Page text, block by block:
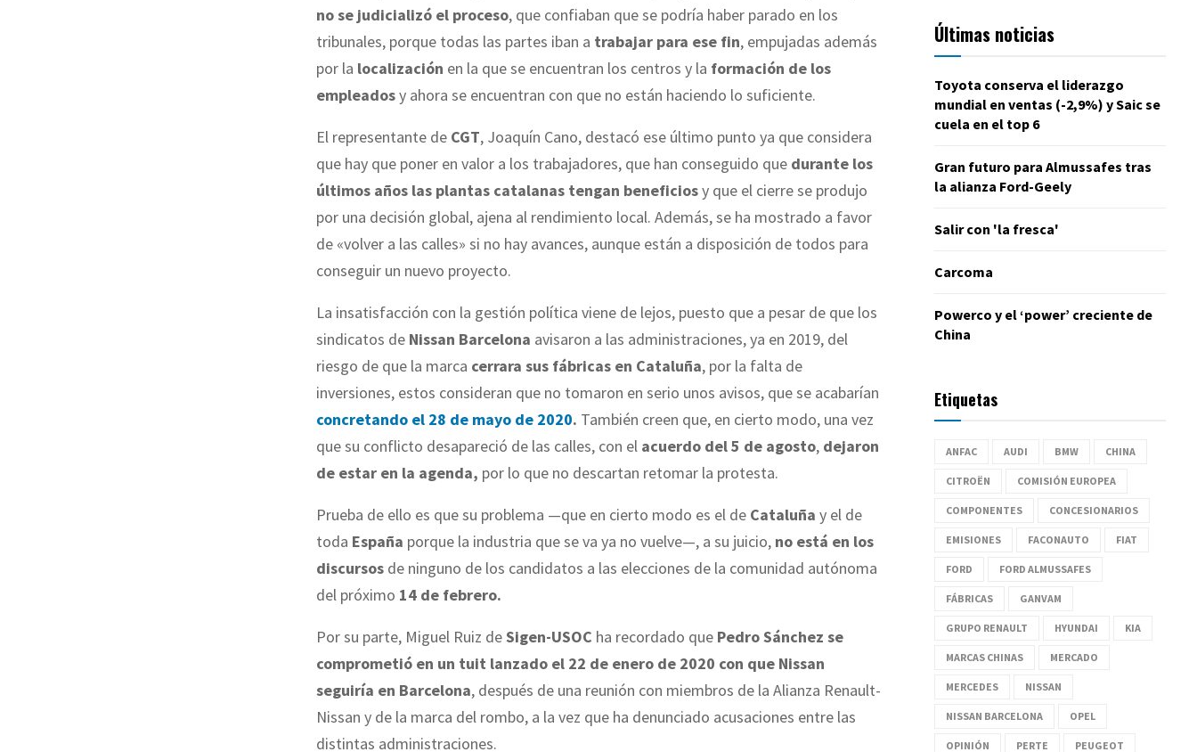
no se judicializó el proceso, que confiaban que se podría haber parado en los
tribunales, porque todas las partes iban a trabajar para ese fin, empujadas además
por la localización en la que se encuentran los centros y la formación de los
empleadosy ahora se encuentran con que no están haciendo lo suficiente.
El representante de CGT, Joaquín Cano, destacó ese último punto ya que considera
que hay que poner en valor a los trabajadores, que han conseguido que durante los
últimos años las plantas catalanas tengan beneficiosy que el cierre se produjo
por una decisión global, ajena al rendimiento local. Además, se ha mostrado a favor
de «volver a las calles» si no hay avances, aunque están a disposición de todos para
conseguir un nuevo proyecto.
La insatisfacción con la gestión política viene de lejos, puesto que a pesar de que los
sindicatos de Nissan Barcelona avisaron a las administraciones, ya en 2019, del
riesgo de que la marca cerrara sus fábricas en Cataluña, por la falta de
inversiones, estos consideran que no tomaron en serio unos avisos, que se acabarían
concretando el 28 de mayo de 2020. También creen que, en cierto modo, una vez
que su conflicto desapareció de las calles, con el acuerdo del 5 de agosto, dejaron
de estar en la agenda, por lo que no descartan retomar la protesta.
Prueba de ello es que su problema —que en cierto modo es el de Cataluña y el de
toda España porque la industria que se va ya no vuelve—, a su juicio, no está en los
discursos de ninguno de los candidatos a las elecciones de la comunidad autónoma
del próximo 14 de febrero.
Por su parte, Miguel Ruiz deSigen-USOC ha recordado que Pedro Sánchez se
comprometió en un tuit lanzado el 22 de enero de 2020 con que Nissan
seguiría en Barcelona, después de una reunión con miembros de la Alianza Renault-
Nissan y de la marca del rombo, a la vez que ha denunciado acusaciones entre las
distintas administraciones.
Últimas noticias
Toyota conserva el liderazgo
mundial en ventas (-2,9%) y Saic se
cuela en el top 6
Gran futuro para Almussafes tras
la alianza Ford-Geely
Salir con 'la fresca'
Carcoma
Powerco y el ‘power’ creciente de
China
Etiquetas
ANFAC AUDI BMW CHINA
CITROËN COMISIÓN EUROPEA
COMPONENTES CONCESIONARIOS
EMISIONES FACONAUTO FIAT
FORD FORD ALMUSSAFES
FÁBRICAS GANVAM
GRUPO RENAULT HYUNDAI KIA
MARCAS CHINAS MERCADO
MERCEDES NISSAN
NISSAN BARCELONA OPEL
OPINIÓN PERTE PEUGEOT